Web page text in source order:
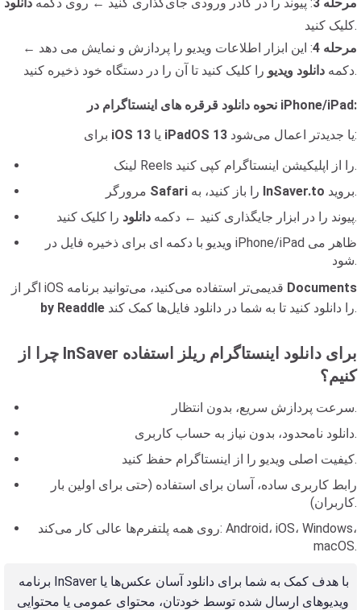
کلیک کنید.
مرحله 4
: این ابزار اطلاعات ویدیو را پردازش و نمایش می دهد ←
دکمه دانلود ویدیو را کلیک کنید تا آن را در دستگاه خود ذخیره کنید.
نحوه دانلود قرقره های اینستاگرام در iPhone/iPad:
iOS 13 iPadOS 13
یا جدیدتر اعمال می‌شود:
لینک Reels را از اپلیکیشن اینستاگرام کپی کنید.
Safari InSaver.to
بروید.
پیوند را در ابزار جایگذاری کنید ← دکمه دانلود
را کلیک کنید.
ویدیو با دکمه ای برای ذخیره فایل در iPhone/iPad ظاهر می
شود.
Documents
by Readdle
را دانلود کنید تا به شما در دانلود فایل‌ها کمک کند.
چرا از InSaver برای دانلود اینستاگرام ریلز استفاده
کنیم؟
سرعت پردازش سریع، بدون انتظار.
دانلود نامحدود، بدون نیاز به حساب کاربری.
کیفیت اصلی ویدیو را از اینستاگرام حفظ کنید.
رابط کاربری ساده، آسان برای استفاده (حتی برای اولین بار
کاربران).
روی همه پلتفرم‌ها عالی کار می‌کند: Android، iOS، Windows،
macOS.
برنامه InSaver با هدف کمک به شما برای دانلود آسان عکس‌ها یا
ویدیوهای ارسال شده توسط خودتان، محتوای عمومی یا محتوایی